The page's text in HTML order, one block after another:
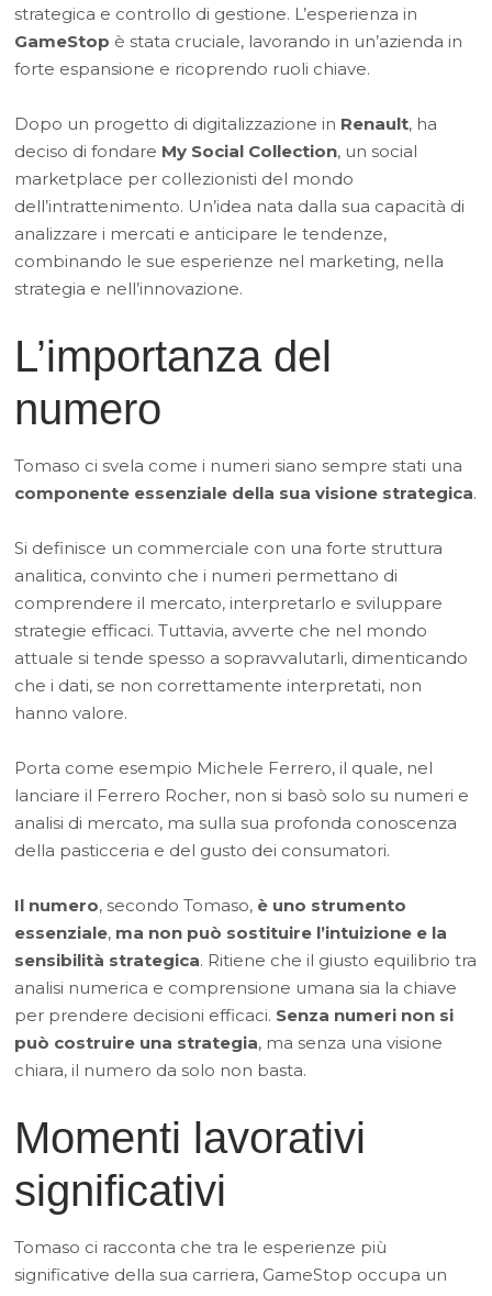
strategica e controllo di gestione. L’esperienza in
GameStop è stata cruciale, lavorando in un’azienda in
forte espansione e ricoprendo ruoli chiave.
Dopo un progetto di digitalizzazione in Renault, ha
deciso di fondare My Social Collection, un social
marketplace per collezionisti del mondo
dell’intrattenimento. Un’idea nata dalla sua capacità di
analizzare i mercati e anticipare le tendenze,
combinando le sue esperienze nel marketing, nella
strategia e nell’innovazione.
L’importanza del
numero
Tomaso ci svela come i numeri siano sempre stati una
componente essenziale della sua visione strategica.
Si definisce un commerciale con una forte struttura
analitica, convinto che i numeri permettano di
comprendere il mercato, interpretarlo e sviluppare
strategie efficaci. Tuttavia, avverte che nel mondo
attuale si tende spesso a sopravvalutarli, dimenticando
che i dati, se non correttamente interpretati, non
hanno valore.
Porta come esempio Michele Ferrero, il quale, nel
lanciare il Ferrero Rocher, non si basò solo su numeri e
analisi di mercato, ma sulla sua profonda conoscenza
della pasticceria e del gusto dei consumatori.
Il numero, secondo Tomaso, è uno strumento
essenziale, ma non può sostituire l’intuizione e la
sensibilità strategica. Ritiene che il giusto equilibrio tra
analisi numerica e comprensione umana sia la chiave
per prendere decisioni efficaci. Senza numeri non si
può costruire una strategia, ma senza una visione
chiara, il numero da solo non basta.
Momenti lavorativi
significativi
Tomaso ci racconta che tra le esperienze più
significative della sua carriera, GameStop occupa un